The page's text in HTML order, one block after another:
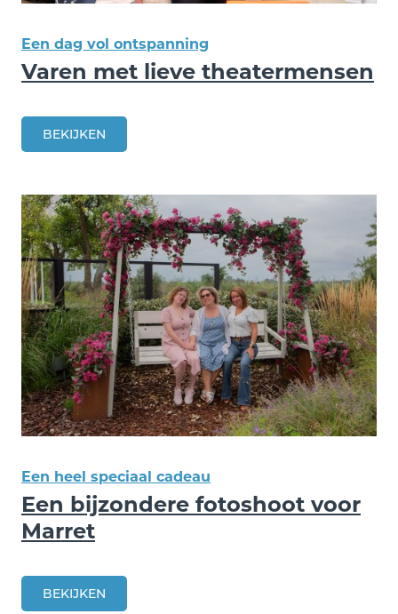
Een dag vol ontspanning
Varen met lieve theatermensen
BEKIJKEN
Een heel speciaal cadeau
Een bijzondere fotoshoot voor
Marret
BEKIJKEN